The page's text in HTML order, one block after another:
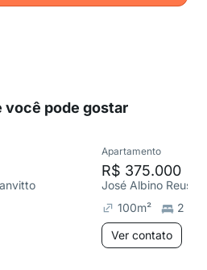
você pode gostar
Apartamento
R$ 375.000
José Albino Reuse,
100m²
2
Ver contato